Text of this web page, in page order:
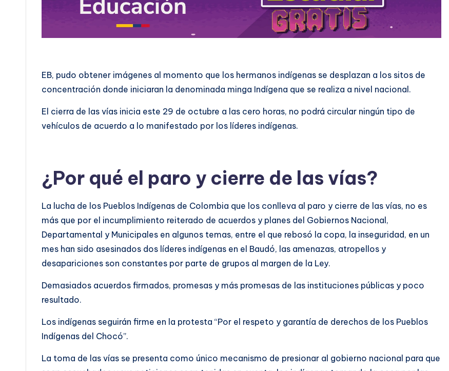
EB, pudo obtener imágenes al momento que los hermanos indígenas se desplazan a los sitos de
concentración donde iniciaran la denominada minga Indígena que se realiza a nivel nacional.
El cierra de las vías inicia este 29 de octubre a las cero horas, no podrá circular ningún tipo de
vehículos de acuerdo a lo manifestado por los líderes indígenas.
¿Por qué el paro y cierre de las vías?
La lucha de los Pueblos Indígenas de Colombia que los conlleva al paro y cierre de las vías, no es
más que por el incumplimiento reiterado de acuerdos y planes del Gobiernos Nacional,
Departamental y Municipales en algunos temas, entre el que rebosó la copa, la inseguridad, en un
mes han sido asesinados dos líderes indígenas en el Baudó, las amenazas, atropellos y
desapariciones son constantes por parte de grupos al margen de la Ley.
Demasiados acuerdos firmados, promesas y más promesas de las instituciones públicas y poco
resultado.
Los indígenas seguirán firme en la protesta “Por el respeto y garantía de derechos de los Pueblos
Indígenas del Chocó”.
La toma de las vías se presenta como único mecanismo de presionar al gobierno nacional para que